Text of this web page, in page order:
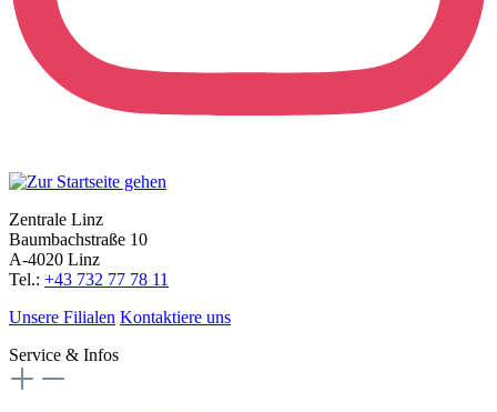
Zentrale Linz
Baumbachstraße 10
A-4020 Linz
Tel.: +43 732 77 78 11
Unsere Filialen Kontaktiere uns
Service & Infos